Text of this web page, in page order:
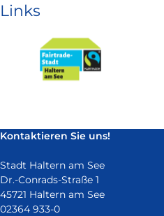
Links
Kontaktieren Sie uns!
Stadt Haltern am See
Dr.-Conrads-Straße 1
45721 Haltern am See
02364 933-0